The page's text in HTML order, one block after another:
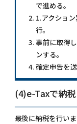
で進める。
1.アクショ
行。
事前に取得
ンする。
確定申告を
(4)e-Taxで納税
最後に納税を行いま